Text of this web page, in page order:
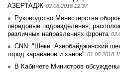
АЗЕРТАДЖ 02.08.2018 12:37
Руководство Министерства
передовые подразделения,
различных направлениях фронта
CNN: "Шеки: Азербайджанский
город караванов и ханов" 01.08.2018
В Кабинете Министров